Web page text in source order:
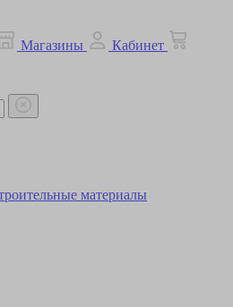
Магазины
Кабинет
материалы